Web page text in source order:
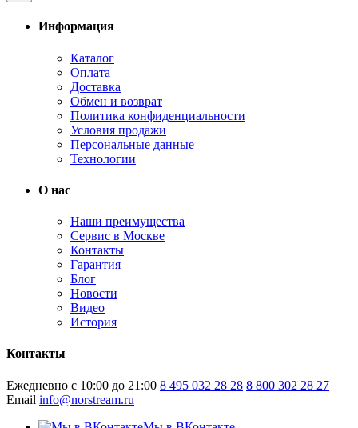
Информация
Каталог
Оплата
Доставка
Обмен и возврат
Политика конфиденциальности
Условия продажи
Персональные данные
Технологии
О нас
Наши преимущества
Сервис в Москве
Контакты
Гарантия
Блог
Новости
Видео
История
Контакты
Ежедневно с 10:00 до 21:00 8 495 032 28 28 8 800 302 28 27
Email info@norstream.ru